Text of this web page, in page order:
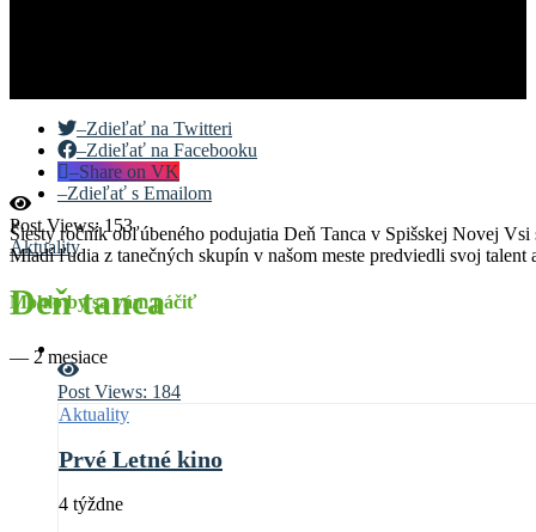
Post Views: 153
Aktuality
Deň tanca
— 2 mesiace
–Zdieľať na Twitteri
–Zdieľať na Facebooku
–Share on VK
–Zdieľať s Emailom
Šiesty ročník obľúbeného podujatia Deň Tanca v Spišskej Novej
Mladí ľudia z tanečných skupín v našom meste predviedli svoj
Mohlo by sa vám páčiť
Post Views: 184
Aktuality
Prvé Letné kino
4 týždne